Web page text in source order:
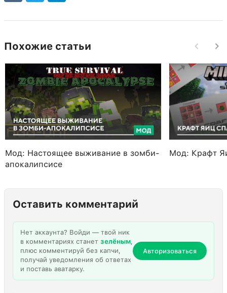
Похожие статьи
Мод: Настоящее выживание в зомби-
апокалипсисе
Мод: Крафт
Оставить комментарий
Нет аккаунта? Войди — твой ник
в комментариях станет зелёным,
плюс комментируй без капчи,
получай уведомления об ответах
и поставь аватарку.
Авторизоваться